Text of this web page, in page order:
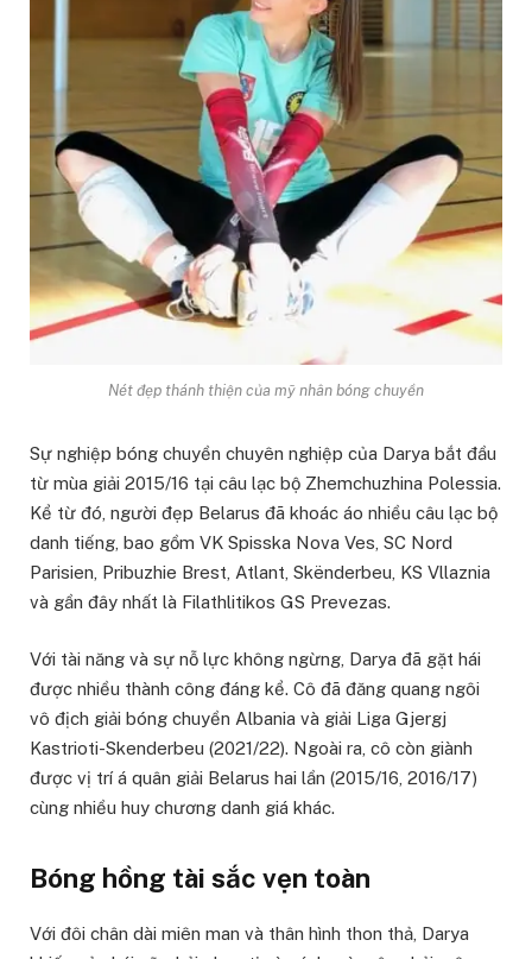
Nét đẹp thánh thiện của mỹ nhân bóng chuyền
Sự nghiệp bóng chuyền chuyên nghiệp của Darya bắt đầu
từ mùa giải 2015/16 tại câu lạc bộ Zhemchuzhina Polessia.
Kể từ đó, người đẹp Belarus đã khoác áo nhiều câu lạc bộ
danh tiếng, bao gồm VK Spisska Nova Ves, SC Nord
Parisien, Pribuzhie Brest, Atlant, Skënderbeu, KS Vllaznia
và gần đây nhất là Filathlitikos GS Prevezas.
Với tài năng và sự nỗ lực không ngừng, Darya đã gặt hái
được nhiều thành công đáng kể. Cô đã đăng quang ngôi
vô địch giải bóng chuyền Albania và giải Liga Gjergj
Kastrioti-Skenderbeu (2021/22). Ngoài ra, cô còn giành
được vị trí á quân giải Belarus hai lần (2015/16, 2016/17)
cùng nhiều huy chương danh giá khác.
Bóng hồng tài sắc vẹn toàn
Với đôi chân dài miên man và thân hình thon thả, Darya